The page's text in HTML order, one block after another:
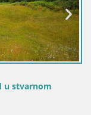
– Pogled uživo